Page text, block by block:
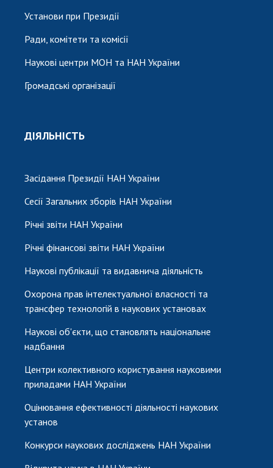
Установи при Президії
Ради, комітети та комісії
Наукові центри МОН та НАН України
Громадські організації
ДІЯЛЬНІСТЬ
Засідання Президії НАН України
Сесії Загальних зборів НАН України
Річні звіти НАН України
Річні фінансові звіти НАН України
Наукові публікації та видавнича діяльність
Охорона прав інтелектуальної власності та
трансфер технологій в наукових установах
Наукові об'єкти, що становлять національне
надбання
Центри колективного користування науковими
приладами НАН України
Оцінювання ефективності діяльності наукових
установ
Конкурси наукових досліджень НАН України